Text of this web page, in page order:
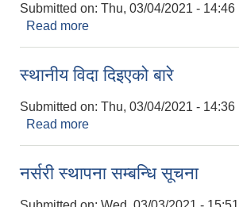
Submitted on: Thu, 03/04/2021 - 14:46
Read more
स्थानीय विदा दिइएको बारे
Submitted on: Thu, 03/04/2021 - 14:36
Read more
नर्सरी स्थापना सम्बन्धि सूचना